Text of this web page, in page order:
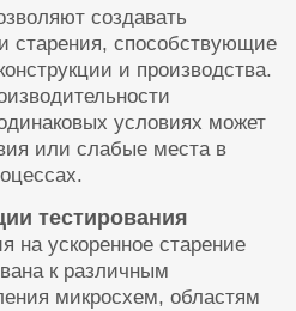
создавать
старения, способствующие
и производства.
условиях может
или слабые места в
тестирования
на ускоренное старение
к различным
микросхем, областям